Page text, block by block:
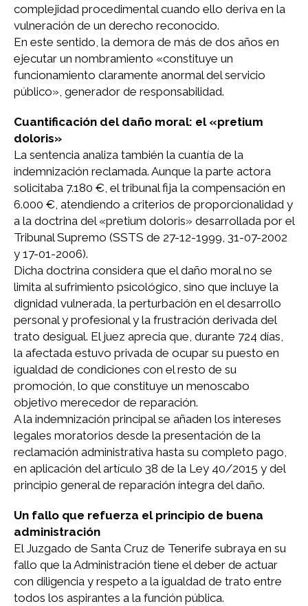
complejidad procedimental cuando ello deriva en la
vulneración de un derecho reconocido.
En este sentido, la demora de más de dos años en
ejecutar un nombramiento «constituye un
funcionamiento claramente anormal del servicio
público», generador de responsabilidad.
Cuantificación del daño moral: el «pretium
doloris»
La sentencia analiza también la cuantía de la
indemnización reclamada. Aunque la parte actora
solicitaba 7.180 €, el tribunal fija la compensación en
6.000 €, atendiendo a criterios de proporcionalidad y
a la doctrina del «pretium doloris» desarrollada por el
Tribunal Supremo (SSTS de 27-12-1999, 31-07-2002
y 17-01-2006).
Dicha doctrina considera que el daño moral no se
limita al sufrimiento psicológico, sino que incluye la
dignidad vulnerada, la perturbación en el desarrollo
personal y profesional y la frustración derivada del
trato desigual. El juez aprecia que, durante 724 días,
la afectada estuvo privada de ocupar su puesto en
igualdad de condiciones con el resto de su
promoción, lo que constituye un menoscabo
objetivo merecedor de reparación.
A la indemnización principal se añaden los intereses
legales moratorios desde la presentación de la
reclamación administrativa hasta su completo pago,
en aplicación del artículo 38 de la Ley 40/2015 y del
principio general de reparación íntegra del daño.
Un fallo que refuerza el principio de buena
administración
El Juzgado de Santa Cruz de Tenerife subraya en su
fallo que la Administración tiene el deber de actuar
con diligencia y respeto a la igualdad de trato entre
todos los aspirantes a la función pública.